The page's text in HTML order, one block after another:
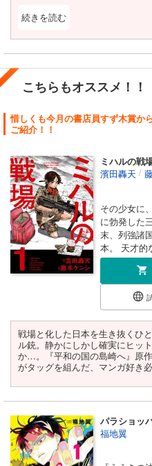
続きを読む
少女マンガのヒーローは様々な
今作はお笑い芸人！！しかも爆
そんな芸人・渡良瀬のキャラが
笑えて、ドキドキして、時に切
ダメ！」と思いながらも、のの
魅力があります。
のに、突然真剣なまなざしにな
り…。そのギャップにやられる
彼の本音が少しずつ明かされる
兄からの紹介で撮影現場で働く
師としての本気を目撃し、顏だ
かなよね…！！と納得の展開。
それでも必死に抗おうとするの
好きになっちゃダメな人を、好
ルに魅了されます。
渡良瀬の魅力に抗えないののか。
ののかの純粋さに揺れる渡良瀬。
2人の距離が縮まるたびに、読者
なし！
ぜひ、あなたの推しに加えてほ
こちらもオススメ！！
惜しくも今月の書店員すず木賞か
ご紹介！！
ミハルの戦
濱田轟天 /
その少女に
に勃発した三度目
末、列強諸
本。 天才的な狙撃技術を持つ少女・ミハルは ”人
を撃てない”
懸けた戦いへ
た日本を生
戦場と化した日本を生き抜くひ
ル銃。静かにしかし確実にヒッ
か…。『平和の国の島崎へ』原
がタッグを組んだ、マンガ好き必
パラショッ
福地翼